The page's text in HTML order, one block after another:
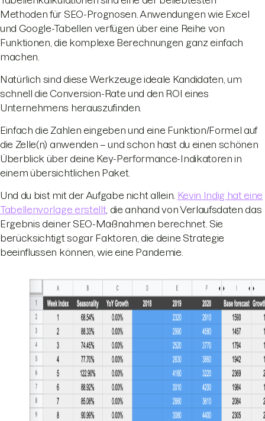
Methoden für SEO-Prognosen. Anwendungen wie Excel
und Google-Tabellen verfügen über eine Reihe von
Funktionen, die komplexe Berechnungen ganz einfach
machen.
Natürlich sind diese Werkzeuge ideale Kandidaten, um
schnell die Conversion-Rate und den ROI eines
Unternehmens herauszufinden.
Einfach die Zahlen eingeben und eine Funktion/Formel auf
die Zelle(n) anwenden – und schon hast du einen schönen
Überblick über deine Key-Performance-Indikatoren in
einem übersichtlichen Paket.
Und du bist mit der Aufgabe nicht allein. Kevin Indig hat eine
Tabellenvorlage erstellt , die anhand von Verlaufsdaten das
Ergebnis deiner SEO-Maßnahmen berechnet. Sie
berücksichtigt sogar Faktoren, die deine Strategie
beeinflussen können, wie eine Pandemie.